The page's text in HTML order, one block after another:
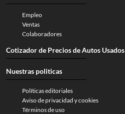
Empleo
Ventas
Colaboradores
Cotizador de Precios de Autos Usados
Nuestras politicas
Políticas editoriales
Aviso de privacidad y cookies
Términos de uso